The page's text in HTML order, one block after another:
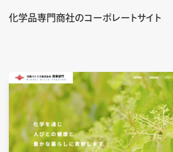
化学品専門商社のコーポレートサイト